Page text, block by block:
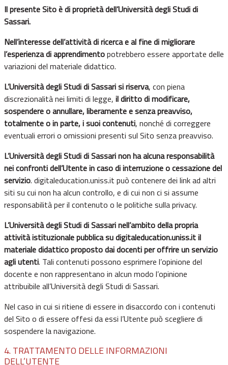
Il presente Sito è di proprietà dell’Università degli Studi di
Sassari.
Nell’interesse dell’attività di ricerca e al fine di migliorare
l’esperienza di apprendimentopotrebbero essere apportate delle
variazioni del materiale didattico.
L’Università degli Studi di Sassari si riserva, con piena
discrezionalità nei limiti di legge, il diritto di modificare,
sospendere o annullare, liberamente e senza preavviso,
totalmente o in parte, i suoi contenuti, nonché di correggere
eventuali errori o omissioni presenti sul Sito senza preavviso.
L’Università degli Studi di Sassari non ha alcuna responsabilità
nei confronti dell’Utente in caso di interruzione o cessazione del
servizio. digitaleducation.uniss.it può contenere dei link ad altri
siti su cui non ha alcun controllo, e di cui non ci si assume
responsabilità per il contenuto o le politiche sulla privacy.
L’Università degli Studi di Sassari nell’ambito della propria
attività istituzionale pubblica su digitaleducation.uniss.it il
materiale didattico proposto dai docenti per offrire un servizio
agli utenti. Tali contenuti possono esprimere l’opinione del
docente e non rappresentano in alcun modo l’opinione
attribuibile all’Università degli Studi di Sassari.
Nel caso in cui si ritiene di essere in disaccordo con i contenuti
del Sito o di essere offesi da essi l’Utente può scegliere di
sospendere la navigazione.
4. TRATTAMENTO DELLE INFORMAZIONI
DELL’UTENTE